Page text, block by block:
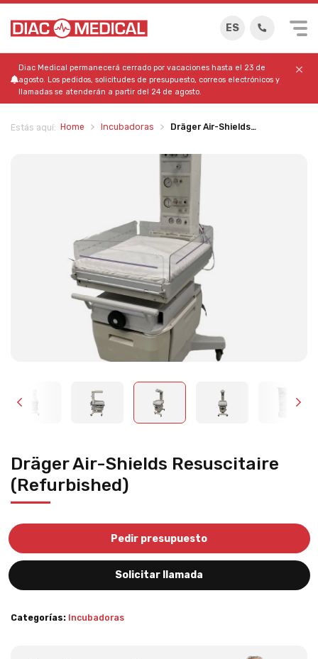
ES
Diac Medical permanecerá cerrado por vacaciones hasta el 23 de
agosto. Los pedidos, solicitudes de presupuesto, correos electrónicos y
llamadas se atenderán a partir del 24 de agosto.
Estás aquí: Home Incubadoras Dräger Air-Shields…
Dräger Air-Shields Resuscitaire
(Refurbished)
Pedir presupuesto
Solicitar llamada
Categorías: Incubadoras